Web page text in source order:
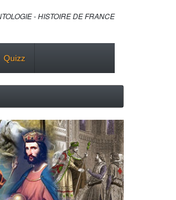
- HISTOIRE DE FRANCE
Quizz